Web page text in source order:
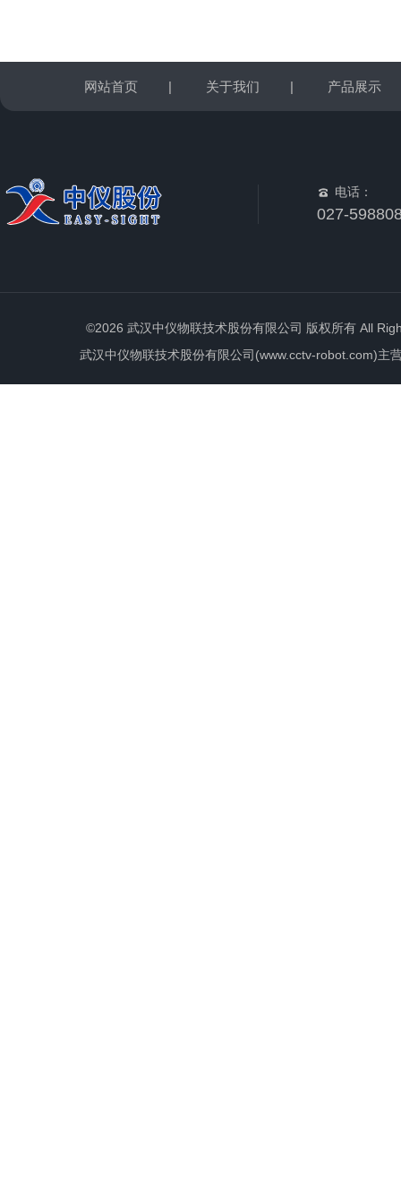
网站首页 | 关于我们 | 产品展示
电话：
027-
©2026 武汉中仪物联技术股份有限公司 版权所有 All
武汉中仪物联技术股份有限公司(www.cctv-robot.com)主